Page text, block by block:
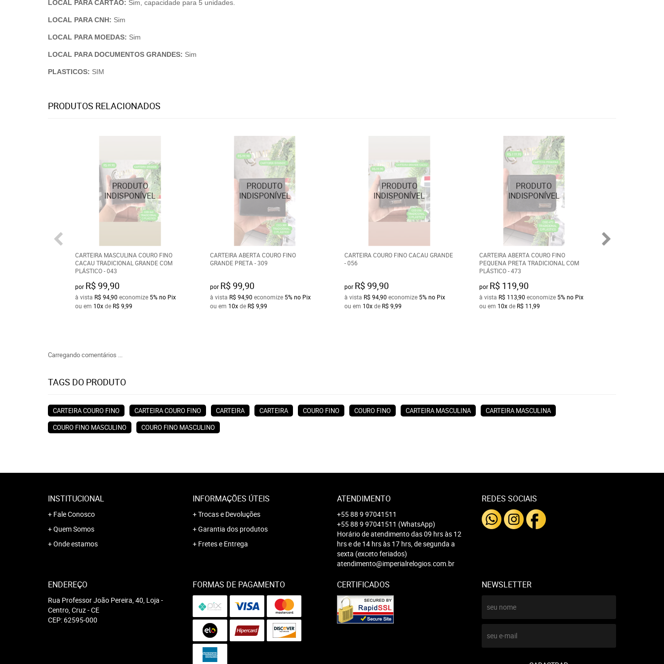
LOCAL PARA CARTÃO: Sim, capacidade para 5 unidades.
LOCAL PARA CNH: Sim
LOCAL PARA MOEDAS: Sim
LOCAL PARA DOCUMENTOS GRANDES: Sim
PLASTICOS: SIM
PRODUTOS RELACIONADOS
CARTEIRA MASCULINA COURO FINO
CACAU TRADICIONAL GRANDE COM
PLÁSTICO - 043
por R$ 99,90
à vista R$ 94,90 economize 5%no Pix
ou em 10xde R$ 9,99
CARTEIRA ABERTA COURO FINO
GRANDE PRETA - 309
por R$ 99,90
à vista R$ 94,90 economize 5% no Pix
ou em 10xde R$ 9,99
CARTEIRA COURO FINO CACAU GRANDE
- 056
por R$ 99,90
à vista R$ 94,90 economize 5%no Pix
ou em 10xde R$ 9,99
CARTEIRA ABERTA COURO FINO
PEQUENA PRETA TRADICIONAL COM
PLÁSTICO - 473
por R$ 119,90
à vista R$ 113,90 economize 5% no Pix
ou em 10xde R$ 11,99
Carregando comentários ...
TAGS DO PRODUTO
CARTEIRA COURO FINO CARTEIRA COURO FINO CARTEIRA CARTEIRA COURO FINO COURO FINO CARTEIRA MASCULINA
CARTEIRA MASCULINA
COURO FINO MASCULINO
COURO FINO MASCULINO
INSTITUCIONAL
Fale Conosco
Quem Somos
Onde estamos
INFORMAÇÕES ÚTEIS
Trocas e Devoluções
Garantia dos produtos
Fretes e Entrega
ATENDIMENTO
+55 88 9 97041511
+55 88 9 97041511 (WhatsApp)
Horário de atendimento das 09 hrs às 12
hrs e de 14 hrs às 17 hrs, de segunda a
sexta (exceto feriados)
atendimento@imperialrelogios.com.br
REDES SOCIAIS
ENDEREÇO
Rua Professor João Pereira, 40, Loja -
Centro, Cruz-CE
CEP: 62595-000
FORMAS DE PAGAMENTO CERTIFICADOS NEWSLETTER